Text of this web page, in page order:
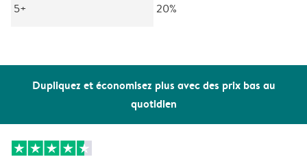
Dupliquez et économisez plus avec des prix bas au
quotidien
5+
20%